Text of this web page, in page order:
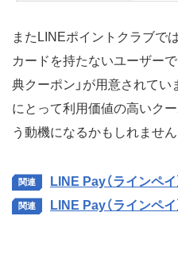
またLINEポイントクラブで
カードを持たないユーザー
典クーポン」が用意されてい
にとって利用価値の高いク
う動機になるかもしれません
LINE Pay（ラインペ
LINE Pay（ラインペ